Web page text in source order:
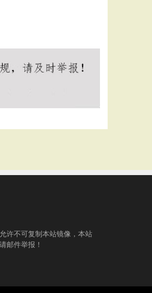
许不可复制本站镜像，本站
邮件举报！